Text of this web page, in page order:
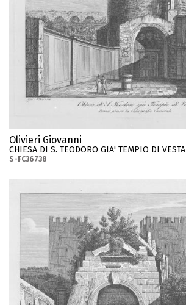
Olivieri Giovanni
CHIESA DI S. TEODORO GIA' TEMPIO DI VESTA
S-FC36738